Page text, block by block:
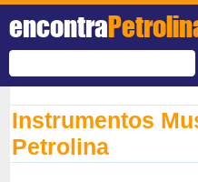
encontra
Instrumentos
Petrolina